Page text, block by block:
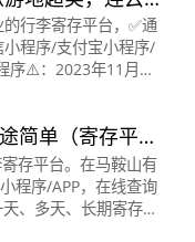
行李寄存平台，✅通
小程序/支付宝小程序/
序⚠️：2023年11月至
简单️（寄存平
存平台。在马鞍山有
程序/APP，在线查询
、多天、长期寄存。